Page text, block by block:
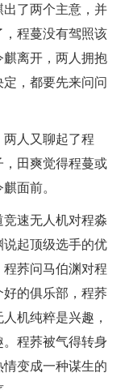
了两个主意，并
程蔓没有驾照该
离开，两人拥抱
，都要先来问问
人又聊起了程
田爽觉得程蔓或
面前。
速无人机对程淼
起顶级选手的优
荞问马伯渊对程
的俱乐部，程荞
机纯粹是兴趣，
程荞被气得转身
变成一种谋生的